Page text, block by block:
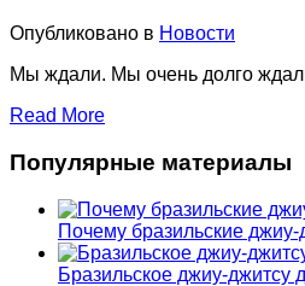
Опубликовано в Новости
Мы ждали. Мы очень долго
Read More
Популярные материалы
Почему бразильские
Бразильское джиу-джитсу